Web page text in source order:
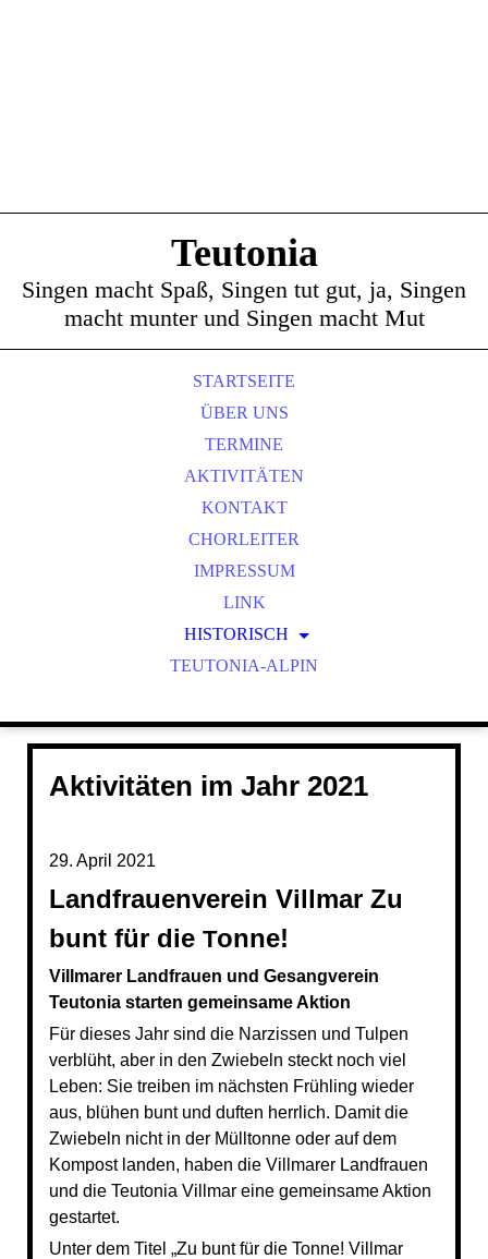
Teutonia
Singen macht Spaß, Singen tut gut, ja, Singen
macht munter und Singen macht Mut
STARTSEITE
ÜBER UNS
TERMINE
AKTIVITÄTEN
KONTAKT
CHORLEITER
IMPRESSUM
LINK
HISTORISCH
GESCHICHTE
FRÜHERE CHORLEITER
TEUTONIA-ALPIN
Aktivitäten im Jahr 2021
29. April 2021
Landfrauenverein Villmar Zu
bunt für die Tonne!
Villmarer Landfrauen und Gesangverein
Teutonia starten gemeinsame Aktion
Für dieses Jahr sind die Narzissen und Tulpen
verblüht, aber in den Zwiebeln steckt noch viel
Leben: Sie treiben im nächsten Frühling wieder
aus, blühen bunt und duften herrlich. Damit die
Zwiebeln nicht in der Mülltonne oder auf dem
Kompost landen, haben die Villmarer Landfrauen
und die Teutonia Villmar eine gemeinsame Aktion
gestartet.
Unter dem Titel „Zu bunt für die Tonne! Villmar